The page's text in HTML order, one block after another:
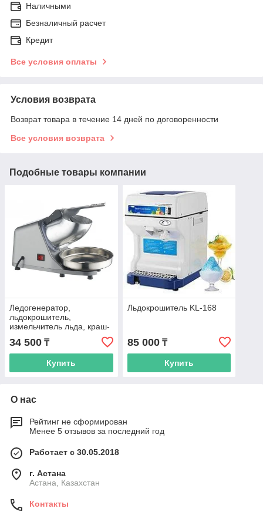
Наличными
Безналичный расчет
Кредит
Все условия оплаты
Условия возврата
Возврат товара в течение 14 дней по договоренности
Все условия возврата
Подобные товары компании
Ледогенератор,
льдокрошитель,
измельчитель льда, краш-
машина металлическая
34 500 ₸
Купить
Льдокрошитель KL-168
85 000₸
Купить
О нас
Рейтинг не сформирован
Менее 5 отзывов за последний год
Работает с 30.05.2018
г. Астана
Астана, Казахстан
Контакты